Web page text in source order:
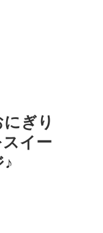
ぎり
イー